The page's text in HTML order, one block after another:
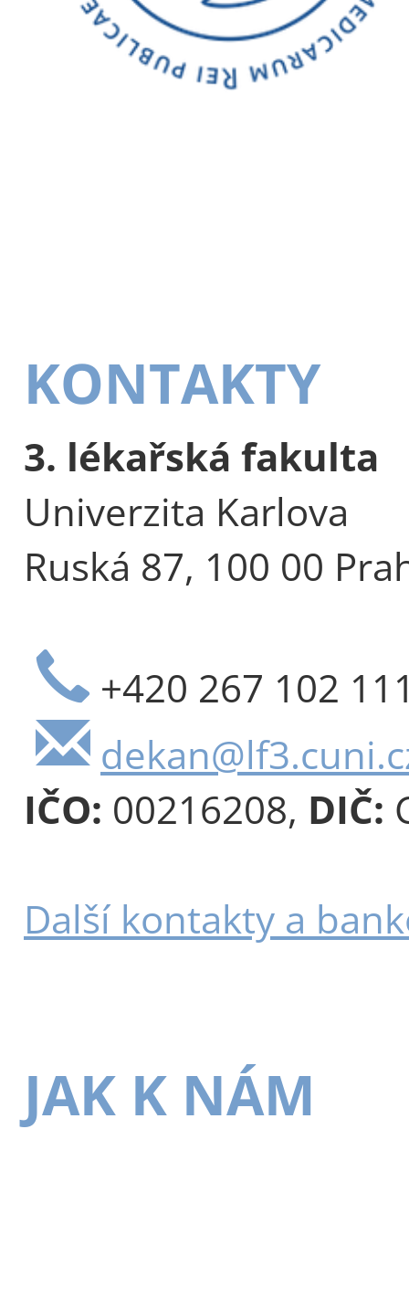
KONTAKTY
3. lékařská fakulta
Univerzita Karlova
Ruská 87, 100 00
+420 267 102
IČO: 00216208, DIČ:
Další kontakty a
JAK K NÁM